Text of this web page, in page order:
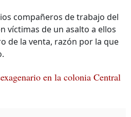
compañeros de trabajo del
víctimas de un asalto a ellos
de la venta, razón por la que
en la colonia Central